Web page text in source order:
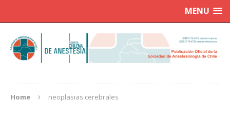
MENU
Home neoplasias cerebrales